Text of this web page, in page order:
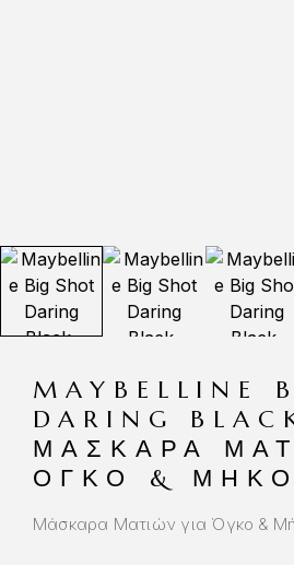
MAYBELLINE
DARING
ΜΆΣΚΑΡΑ
ΌΓΚΟ &
Μάσκαρα Ματιών για Όγκο &